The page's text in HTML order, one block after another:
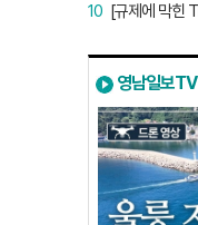
10
영남일보TV